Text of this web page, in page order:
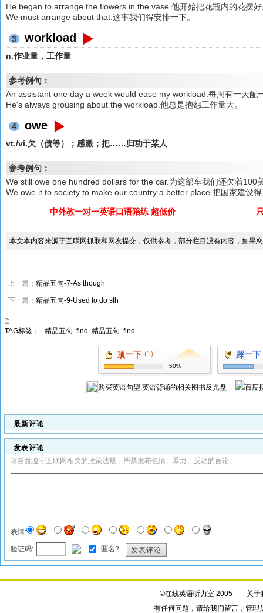
He began to arrange the flowers in the vase.他开始把花瓶内的花摆
We must arrange about that.这事我们得安排一下。
3 workload
n.作业量，工作量
参考例句：
An assistant one day a week would ease my workload.每周有一天配
He's always grousing about the workload.他总是抱怨工作量大。
4 owe
vt./vi.欠（债等）；感激；把……归功于某人
参考例句：
We still owe one hundred dollars for the car.为这部车我们还欠着100
We owe it to society to make our country a better place.把国家建设
中外教一对一英语口语陪练 超低价
本文本内容来源于互联网抓取和网友提交，仅供参考，部分栏目没有内容，如果
上一篇： 精品五句-7-As though
下一篇： 精品五句-9-Used to do sth
TAG标签： 精品五句 find 精品五句 find
顶一下 (1)
50%
踩一下
购买英语句型,英语背诵的相关图书及光盘
最新评论
发表评论
请自觉遵守互联网相关的政策法规，严禁发布色情、暴力、反动的言论。
表情:
验证码: 匿名? 发表评论
©在线英语听力室 2005 关于
有任何问题，请给我们留言，管理